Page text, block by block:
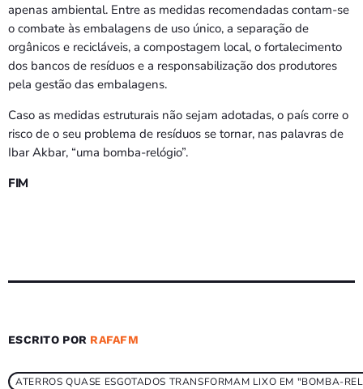
apenas ambiental. Entre as medidas recomendadas contam-se
o combate às embalagens de uso único, a separação de
orgânicos e recicláveis, a compostagem local, o fortalecimento
dos bancos de resíduos e a responsabilização dos produtores
pela gestão das embalagens.
Caso as medidas estruturais não sejam adotadas, o país corre o
risco de o seu problema de resíduos se tornar, nas palavras de
Ibar Akbar, “uma bomba-relógio”.
FIM
ESCRITO POR RAFAFM
ATERROS QUASE ESGOTADOS TRANSFORMAM LIXO EM "BOMBA-